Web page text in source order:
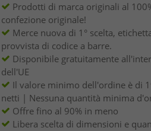
Prodotti di marca originali al
confezione originale!
Merce nuova di 1° scelta,
provvista di codice a barre.
Disponibile gratuitamente
dell'UE
Il valore minimo dell'ordine è di
netti | Nessuna quantità minima
Offre fino al 90% in meno
Libera scelta di dimensioni e